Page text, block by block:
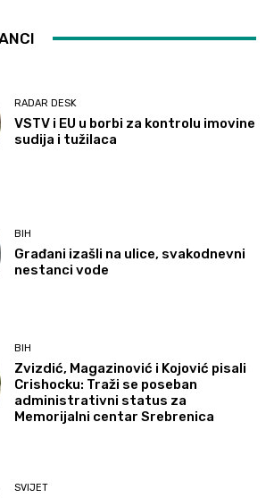
RADAR DESK
VSTV i EU u borbi za kontrolu imovine
sudija i tužilaca
BIH
Građani izašli na ulice, svakodnevni
nestanci vode
BIH
Zvizdić, Magazinović i Kojović pisali
Crishocku: Traži se poseban
administrativni status za
Memorijalni centar Srebrenica
SVIJET